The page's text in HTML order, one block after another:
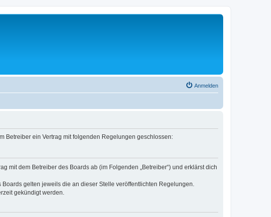
Anmelden
Betreiber ein Vertrag mit folgenden Regelungen geschlossen:
mit dem Betreiber des Boards ab (im Folgenden „Betreiber“) und erklärst dich
gelten jeweils die an dieser Stelle veröffentlichten Regelungen.
gekündigt werden.